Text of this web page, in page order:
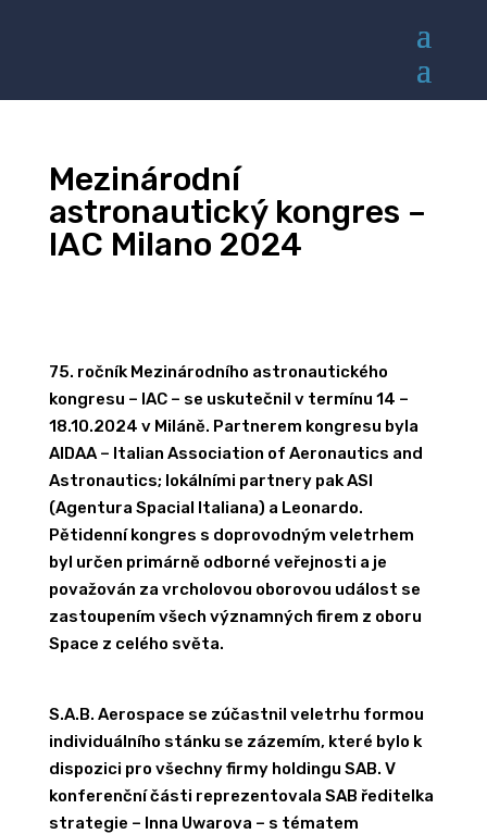
Mezinárodní
astronautický kongres –
IAC Milano 2024
75. ročník Mezinárodního astronautického
kongresu – IAC – se uskutečnil v termínu 14 –
18.10.2024 v Miláně. Partnerem kongresu byla
AIDAA – Italian Association of Aeronautics and
Astronautics; lokálními partnerypak ASI
(Agentura Spacial Italiana) a Leonardo.
Pětidenní kongres s doprovodným veletrhem
byl určen primárně odborné veřejnosti a je
považován za vrcholovou oborovou událost se
zastoupením všech významných firem z oboru
Space z celého světa.
S.A.B. Aerospace se zúčastnil veletrhu formou
individuálního stánku se zázemím, které bylo k
dispozici pro všechny firmy holdingu SAB. V
konferenční části reprezentovala SAB ředitelka
strategie – Inna Uwarova – s tématem